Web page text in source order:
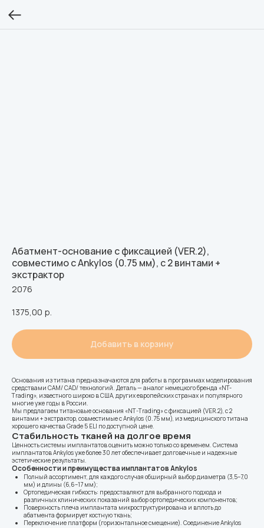
Абатмент-основание с фиксацией (VER.2),
совместимо с Ankylos (0.75 мм), с 2 винтами +
экстрактор
2076
1375,00 р.
Добавить в корзину
Основания из титана предназначаются для работы в программах моделирования
средствами CAM/ CAD/ технологий. Деталь — аналог немецкого бренда «NT-
Trading», известного широко в США, других европейских странах и популярного
многие уже годы в России.
Мы предлагаем титановые основания «NT-Trading» с фиксацией (VER.2), с 2
винтами + экстрактор, совместимые с Ankylos (0.75 мм), из медицинского титана
хорошего качества Grade 5 ELI по доступной цене.
Стабильность тканей на долгое время
Ценность системы имплантатов оценить можно только со временем. Система
имплантатов Ankylos уже более 30 лет обеспечивает долговечные и надежные
эстетические результаты.
Особенности и преимущества имплантатов Ankylos
Полный ассортимент, для каждого случая обширный выбор диаметра (3,5–7,0
мм) и длины (6,6–17 мм);
Ортопедическая гибкость: предоставляют для выбранного подхода и
различных клинических показаний выбор ортопедических компонентов;
Поверхность плеча имплантата микроструктурирована и вплоть до
абатмента формирует костную ткань;
Переключение платформ (горизонтальное смещение). Соединение Ankylos